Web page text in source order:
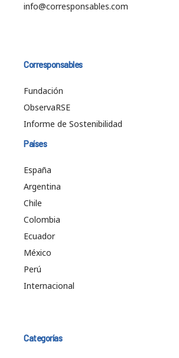
info@corresponsables.com
Corresponsables
Fundación
ObservaRSE
Informe de Sostenibilidad
Países
España
Argentina
Chile
Colombia
Ecuador
México
Perú
Internacional
Categorías